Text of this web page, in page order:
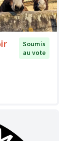
Soumis
au vote